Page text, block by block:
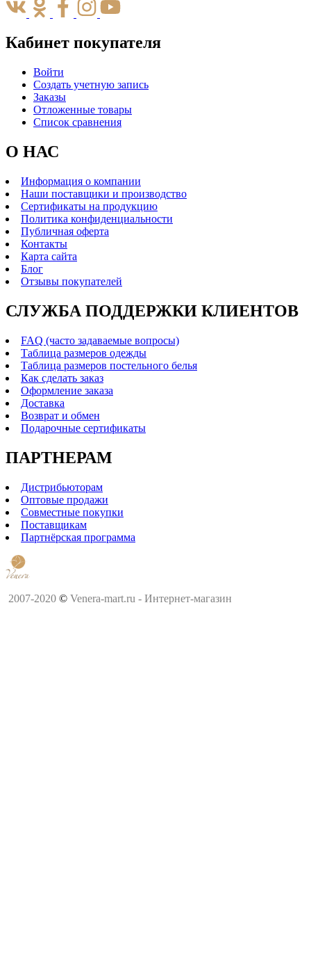
Кабинет покупателя
Войти
Создать учетную запись
Заказы
Отложенные товары
Список сравнения
О НАС
Информация о компании
Наши поставщики и производство
Сертификаты на продукцию
Политика конфиденциальности
Публичная оферта
Контакты
Карта сайта
Блог
Отзывы покупателей
СЛУЖБА ПОДДЕРЖКИ КЛИЕНТОВ
FAQ (часто задаваемые вопросы)
Таблица размеров одежды
Таблица размеров постельного белья
Как сделать заказ
Оформление заказа
Доставка
Возврат и обмен
Подарочные сертификаты
ПАРТНЕРАМ
Дистрибьюторам
Оптовые продажи
Совместные покупки
Поставщикам
Партнёрская программа
2007-2020 © Venera-mart.ru - Интернет-магазин